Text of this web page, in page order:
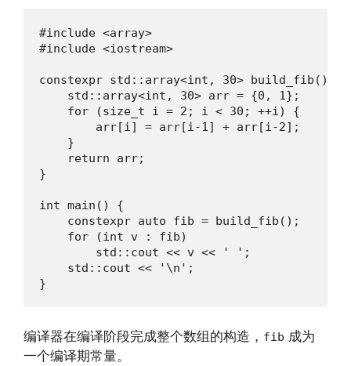
#include <array>
#include <iostream>
constexpr std::array<int, 30> build_fib() {
    std::array<int, 30> arr = {0, 1};
    for (size_t i = 2; i < 30; ++i) {
        arr[i] = arr[i-1] + arr[i-2];
    }
    return arr;
}
int main() {
    constexpr auto fib = build_fib();
    for (int v : fib)
        std::cout << v << ' ';
    std::cout << '\n';
}
编译器在编译阶段完成整个数组的构造， fib 成为
一个编译期常量。